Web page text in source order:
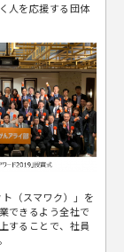
人を応援する団体
（スマワク）」を
できるよう全社で
することで、社員